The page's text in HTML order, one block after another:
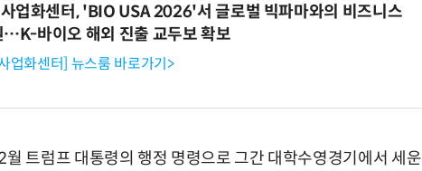
업화센터, 'BIO USA 2026'서 글로벌 빅파마와의 비즈니스
…K-바이오 해외 진출 교두보 확보
업화센터] 뉴스룸 바로가기>
트럼프 대통령의 행정 명령으로 그간 대학수영경기에서 세운